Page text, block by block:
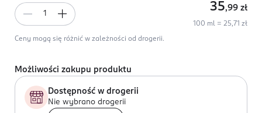
35,99 zł
100 ml = 25,71 zł
Ceny mogą się różnić w zależności od drogerii.
Możliwości zakupu produktu
Dostępność w drogerii
Nie wybrano drogerii